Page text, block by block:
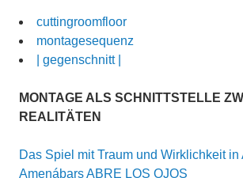
cuttingroomfloor
montagesequenz
| gegenschnitt |
MONTAGE ALS SCHNITTSTELLE
REALITÄTEN
Das Spiel mit Traum und Wirklichkeit in
Amenábars ABRE LOS OJOS